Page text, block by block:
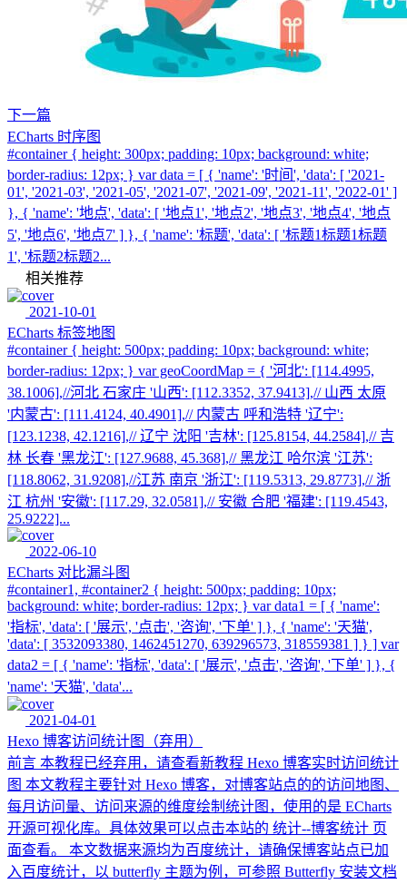
下一篇
ECharts 时序图
#container { height: 300px; padding: 10px; background: white;
border-radius: 12px; } var data = [ { 'name': '时间', 'data': [ '2021-
01', '2021-03', '2021-05', '2021-07', '2021-09', '2021-11', '2022-01' ]
}, { 'name': '地点', 'data': [ '地点1', '地点2', '地点3', '地点4', '地点
5', '地点6', '地点7' ] }, { 'name': '标题', 'data': [ '标题1标题1标题
1', '标题2标题2...
相关推荐
2021-10-01
ECharts 标签地图
#container { height: 500px; padding: 10px; background: white;
border-radius: 12px; } var geoCoordMap = { '河北': [114.4995,
38.1006],//河北 石家庄 '山西': [112.3352, 37.9413],// 山西 太原
'内蒙古': [111.4124, 40.4901],// 内蒙古 呼和浩特 '辽宁':
[123.1238, 42.1216],// 辽宁 沈阳 '吉林': [125.8154, 44.2584],// 吉
林 长春 '黑龙江': [127.9688, 45.368],// 黑龙江 哈尔滨 '江苏':
[118.8062, 31.9208],//江苏 南京 '浙江': [119.5313, 29.8773],// 浙
江 杭州 '安徽': [117.29, 32.0581],// 安徽 合肥 '福建': [119.4543,
25.9222]...
2022-06-10
ECharts 对比漏斗图
#container1, #container2 { height: 500px; padding: 10px;
background: white; border-radius: 12px; } var data1 = [ { 'name':
'指标', 'data': [ '展示', '点击', '咨询', '下单' ] }, { 'name': '天猫',
'data': [ 3532093380, 1462451270, 639296573, 318559381 ] } ] var
data2 = [ { 'name': '指标', 'data': [ '展示', '点击', '咨询', '下单' ] }, {
'name': '天猫', 'data'...
2021-04-01
Hexo 博客访问统计图（弃用）
前言 本教程已经弃用，请查看新教程 Hexo 博客实时访问统计
图 本文教程主要针对 Hexo 博客，对博客站点的的访问地图、
每月访问量、访问来源的维度绘制统计图，使用的是 ECharts
开源可视化库。具体效果可以点击本站的 统计--博客统计 页
面查看。 本文数据来源均为百度统计，请确保博客站点已加
入百度统计，以 butterfly 主题为例，可参照 Butterfly 安装文档